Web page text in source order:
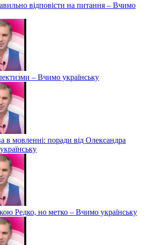
відповісти на питання – Вчимо
– Вчимо українську
в мовленні: поради від Олександра
Редко, но метко – Вчимо українську